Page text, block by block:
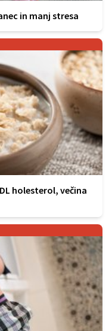
in manj stresa
holesterol, večina